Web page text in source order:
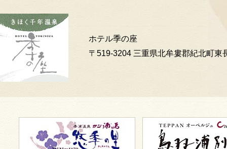
ホテル季の座
〒519-3204 三重県北牟婁郡紀北町東